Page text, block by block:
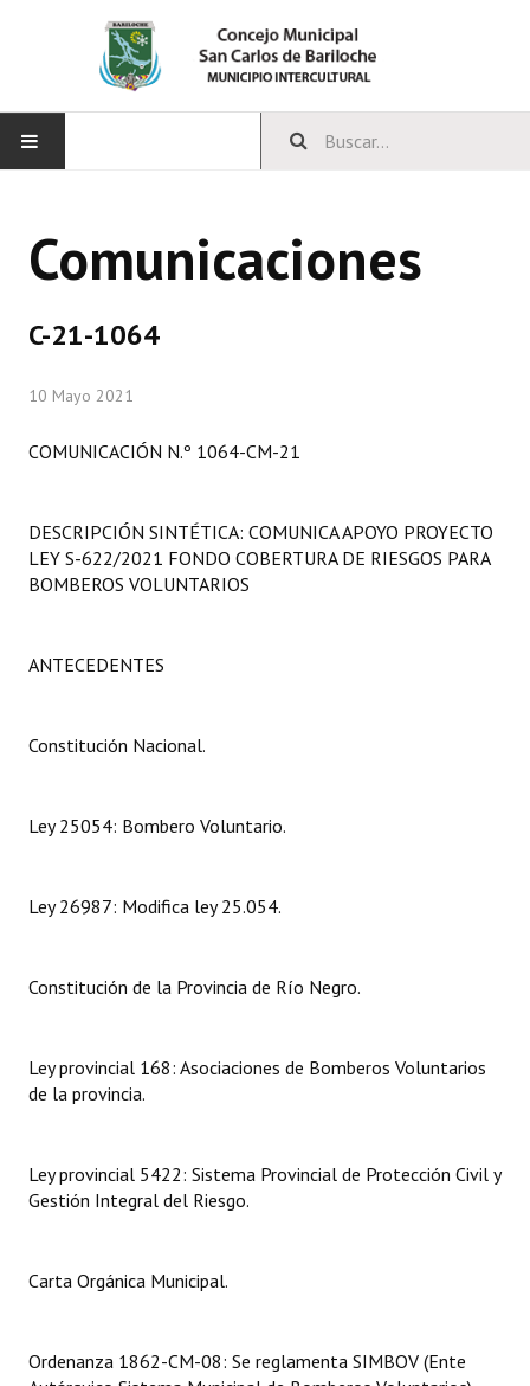
CONCEJO
Comisiones Permanentes
Comisiones Especiales
Programas
Constitución Nacional
Carta Orgánica 2007
Organigrama
Proyectos Presentados
Dictámenes Asesoría Letrada
Informes de Unidad Coordinadora
NORMATIVA
Comunicaciones
C-21-1064
10 Mayo 2021
COMUNICACIÓN N.º 1064-CM-21
DESCRIPCIÓN SINTÉTICA: COMUNICA APOYO PROYECTO
LEY S-622/2021 FONDO COBERTURA DE RIESGOS PARA
BOMBEROS VOLUNTARIOS
ANTECEDENTES
Constitución Nacional.
Ley 25054: Bombero Voluntario.
Ley 26987: Modifica ley 25.054.
Constitución de la Provincia de Río Negro.
Ley provincial 168: Asociaciones de Bomberos Voluntarios
de la provincia.
Ley provincial 5422: Sistema Provincial de Protección Civil y
Gestión Integral del Riesgo.
Carta Orgánica Municipal.
Ordenanza 1862-CM-08: Se reglamenta SIMBOV (Ente